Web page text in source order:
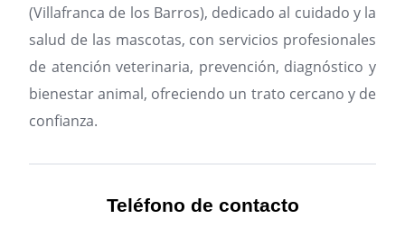
(Villafranca de los Barros), dedicado al cuidado y la
salud de las mascotas, con servicios profesionales
de atención veterinaria, prevención, diagnóstico y
bienestar animal, ofreciendo un trato cercano y de
confianza.
Teléfono de contacto